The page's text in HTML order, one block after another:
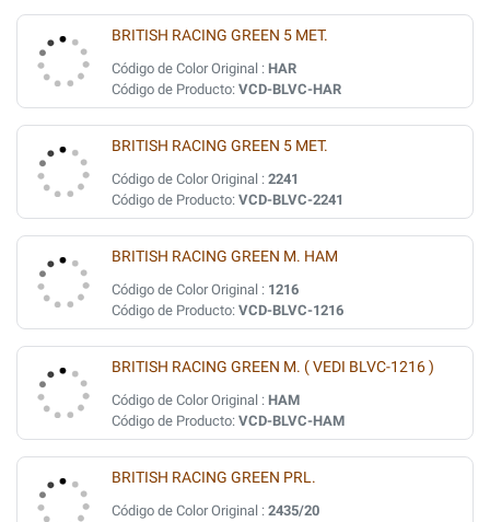
BRITISH RACING GREEN 5 MET.
Código de Color Original : HAR
Código de Producto: VCD-BLVC-HAR
BRITISH RACING GREEN 5 MET.
Código de Color Original : 2241
Código de Producto: VCD-BLVC-2241
BRITISH RACING GREEN M. HAM
Código de Color Original : 1216
Código de Producto: VCD-BLVC-1216
BRITISH RACING GREEN M. ( VEDI BLVC-1216 )
Código de Color Original : HAM
Código de Producto: VCD-BLVC-HAM
BRITISH RACING GREEN PRL.
Código de Color Original : 2435/20